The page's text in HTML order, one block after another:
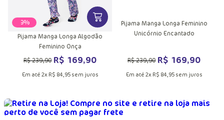
29% VER MAIS INFORMAÇÕES DO
Pijama Manga Longa Algodão
Feminino Onça
R$239,90 R$ 169,90
Em até 2x R$ 84,95sem juros
Pijama Manga Longa Feminino
Unicórnio Encantado
R$239,90 R$ 169,90
Em até 2x R$ 84,95sem juros